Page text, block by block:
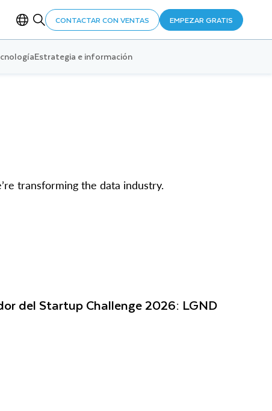
CONTACTAR CON VENTAS EMPEZAR GRATIS
Estrategia e información
transforming the data industry.
del Startup Challenge 2026: LGND